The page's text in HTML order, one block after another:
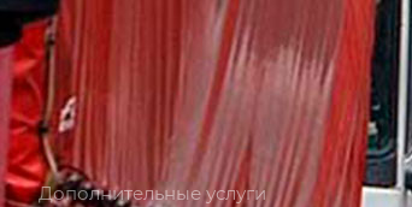
Дополнительные услуги